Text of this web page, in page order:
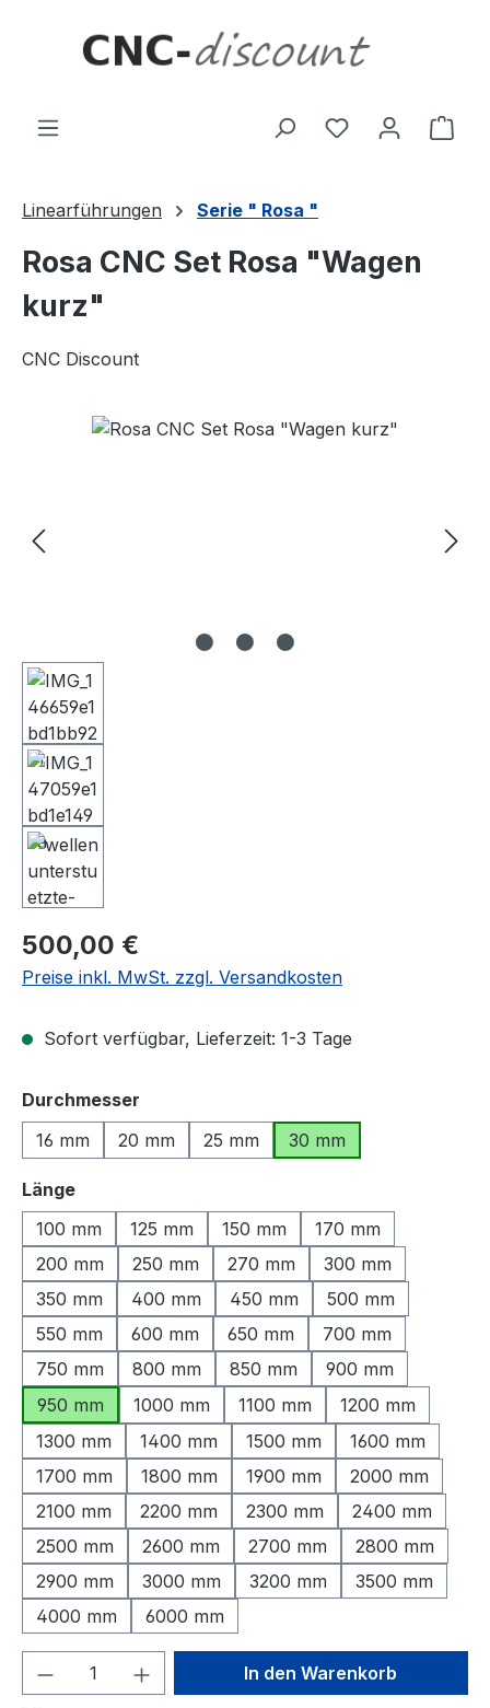
Linearführungen Serie " Rosa "
Rosa CNC Set Rosa "Wagen
kurz"
CNC Discount
Bildergalerie überspringen
Regulärer Preis:
500,00 €
Preise inkl. MwSt. zzgl. Versandkosten
Sofort verfügbar, Lieferzeit: 1-3 Tage
Durchmesser
16 mm
20 mm 25 mm 30 mm
Längeauswählen
100 mm
125 mm 150 mm
170 mm
200 mm
250 mm 270 mm
300 mm
350 mm
400 mm 450 mm
500 mm
550 mm
600 mm 650 mm
700 mm
750 mm
800 mm 850 mm
900 mm
950 mm
1000 mm 1100 mm
1200 mm
1300 mm
1400 mm 1500 mm
1600 mm
1700 mm
1800 mm 1900 mm
2000 mm
2100 mm
2200 mm 2300 mm
2400 mm
2500 mm
2600 mm 2700 mm
2800 mm
2900 mm
3000 mm 3200 mm
3500 mm
4000 mm
6000 mm
Produkt Anzahl: Gib denIn den Warenkorb